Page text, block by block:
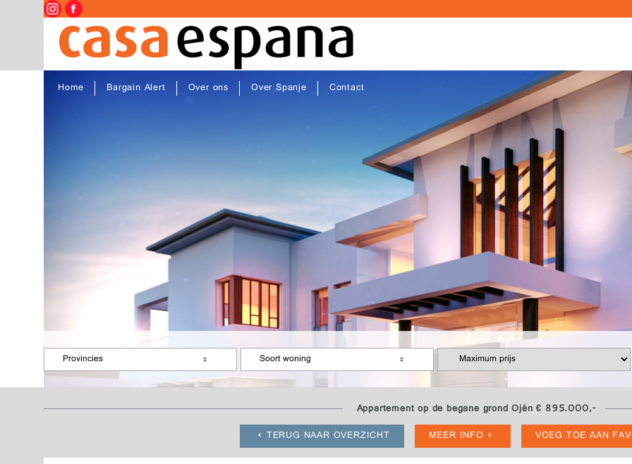
Home Bargain Alert Over ons Over Spanje Contact
Provincies Soort woning
Appartement op de begane grond Ojén € 895.000,-
TERUG NAAR OVERZICHT
MEER INFO VOEG TOE AAN